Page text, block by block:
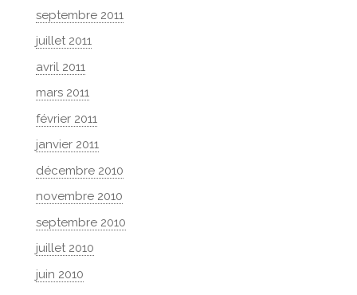
septembre 2011
juillet 2011
avril 2011
mars 2011
février 2011
janvier 2011
décembre 2010
novembre 2010
septembre 2010
juillet 2010
juin 2010